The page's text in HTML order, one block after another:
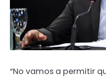
“No vamos a permitir